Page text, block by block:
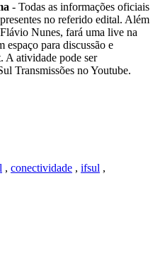
- Todas as informações oficiais
no referido edital. Além
Nunes, fará uma live na
espaço para discussão e
A atividade pode ser
Transmissões no Youtube.
, conectividade , ifsul ,